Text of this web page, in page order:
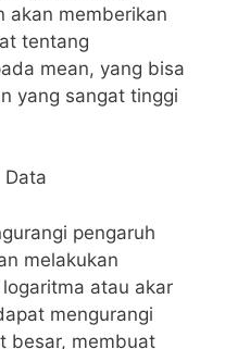
akan memberikan
tentang
mean, yang bisa
yang sangat tinggi
Data
pengaruh
melakukan
atau akar
mengurangi
besar, membuat